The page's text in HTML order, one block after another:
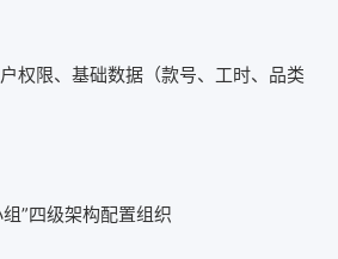
权限、基础数据（款号、工时、品类
”四级架构配置组织